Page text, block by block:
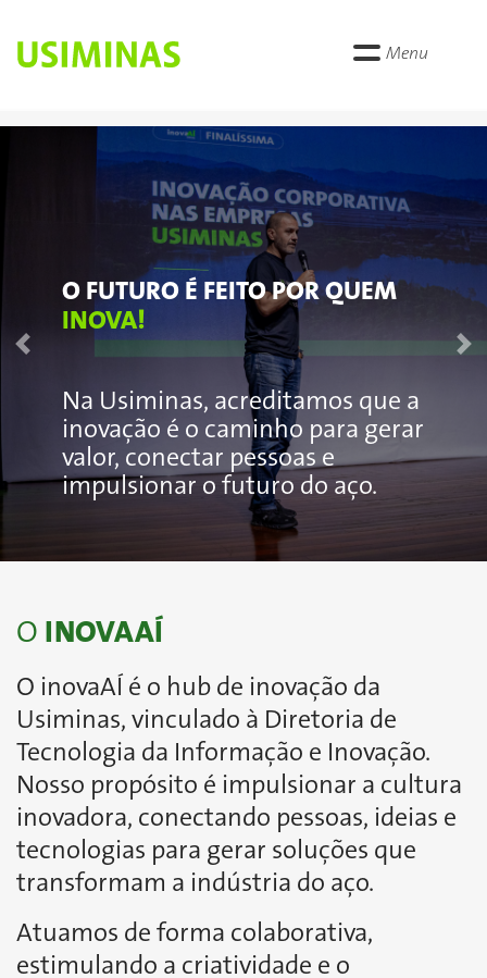
Menu
O FUTURO É FEITO POR QUEM
INOVA!
Na Usiminas, acreditamos que a
inovação é o caminho para gerar
valor, conectar pessoas e
impulsionar o futuro do aço.
Previous
O INOVAAÍ
O inovaAÍ é o hub de inovação da
Usiminas, vinculado à Diretoria de
Tecnologia da Informação e Inovação.
Nosso propósito é impulsionar a cultura
inovadora, conectando pessoas, ideias e
tecnologias para gerar soluções que
transformam a indústria do aço.
Atuamos de forma colaborativa,
estimulando a criatividade e o